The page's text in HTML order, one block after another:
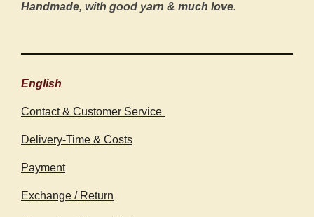
Handmade, with good yarn & much love.
English
Contact & Customer Service
Delivery-Time & Costs
Payment
Exchange / Return